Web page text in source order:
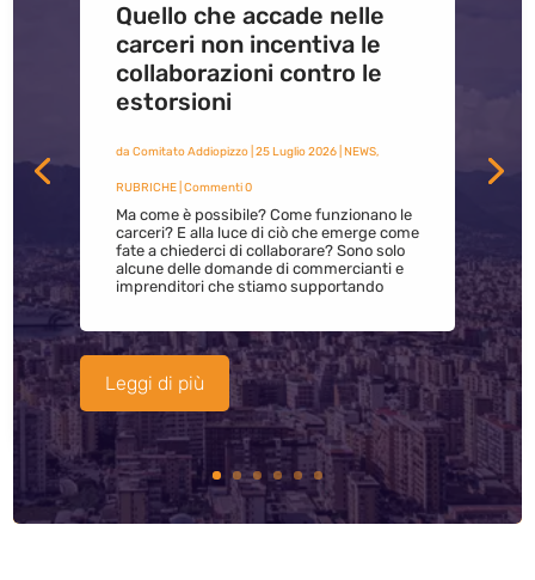
Quello che accade nelle
carceri non incentiva le
collaborazioni contro le
estorsioni
da Comitato Addiopizzo| 25 Luglio 2026| NEWS,
RUBRICHE| Commenti 0
Ma come è possibile? Come funzionano le
carceri? E alla luce di ciò che emerge come
fate a chiederci di collaborare? Sono solo
alcune delle domande di commercianti e
imprenditori che stiamo supportando
Leggi di più